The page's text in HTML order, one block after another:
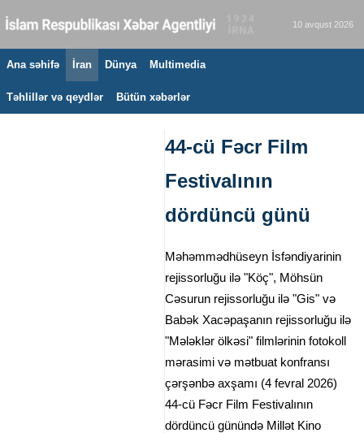
10 avqust 2026
Ana səhifə İran Dünya Multimedia
Təhlillər və qeydlər Bütün xəbərlər
44-cü Fəcr Film
Festivalının
dördüncü günü ‌
Məhəmmədhüseyn İsfəndiyarinin
rejissorluğu ilə "Köç", Möhsün
Cəsurun rejissorluğu ilə "Gis" və
Babək Xacəpaşanın rejissorluğu ilə
"Mələklər ölkəsi" filmlərinin fotokoll
mərasimi və mətbuat konfransı
çərşənbə axşamı (4 fevral 2026)
44-cü Fəcr Film Festivalının
dördüncü günündə Millət Kino